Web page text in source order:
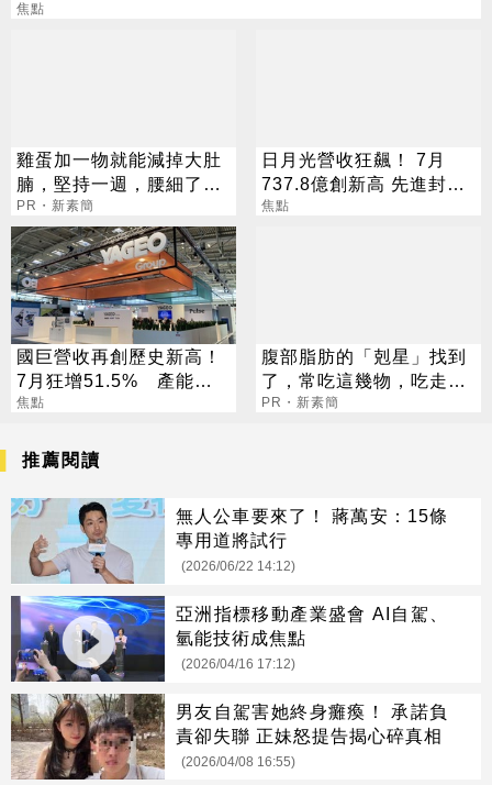
焦點
雞蛋加一物就能減掉大肚
腩，堅持一週，腰細了，
瘦到你懷疑人生！
PR・新素簡
日月光營收狂飆！ 7月
737.8億創新高 先進封測
需求炸裂
焦點
國巨營收再創歷史新高！
7月狂增51.5% 產能利
用率飆破9成
焦點
腹部脂肪的「剋星」找到
了，常吃這幾物，吃走大
肚囊，瘦出小蠻腰
PR・新素簡
推薦閱讀
無人公車要來了！ 蔣萬安：15條
專用道將試行
(2026/06/22 14:12)
亞洲指標移動產業盛會 AI自駕、
氫能技術成焦點
(2026/04/16 17:12)
男友自駕害她終身癱瘓！ 承諾負
責卻失聯 正妹怒提告揭心碎真相
(2026/04/08 16:55)